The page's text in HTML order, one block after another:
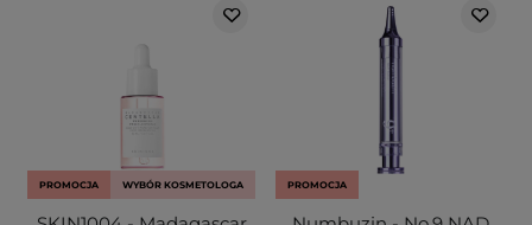
PROMOCJA WYBÓR KOSMETOLOGA PROMOCJA